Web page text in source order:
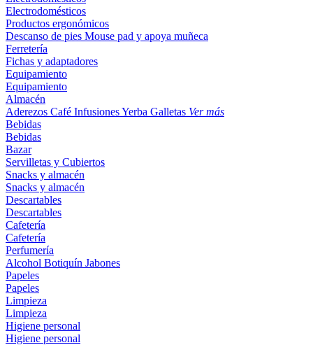
Electrodomésticos
Productos ergonómicos
Descanso de pies Mouse pad y apoya muñeca
Ferretería
Fichas y adaptadores
Equipamiento
Equipamiento
Almacén
Aderezos Café InfusionesYerba Galletas Ver más
Bebidas
Bebidas
Bazar
Servilletas y Cubiertos
Snacks y almacén
Snacks y almacén
Descartables
Descartables
Cafetería
Cafetería
Perfumería
Alcohol Botiquín Jabones
Papeles
Papeles
Limpieza
Limpieza
Higiene personal
Higiene personal